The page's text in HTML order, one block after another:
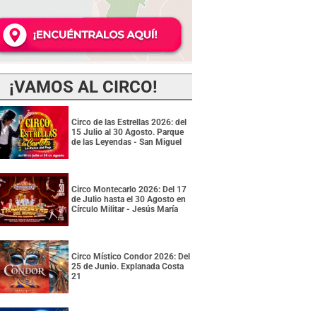
¡VAMOS AL CIRCO!
Circo de las Estrellas 2026: del
15 Julio al 30 Agosto. Parque
de las Leyendas - San Miguel
Circo Montecarlo 2026: Del 17
de Julio hasta el 30 Agosto en
Círculo Militar - Jesús María
Circo Místico Condor 2026: Del
25 de Junio. Explanada Costa
21